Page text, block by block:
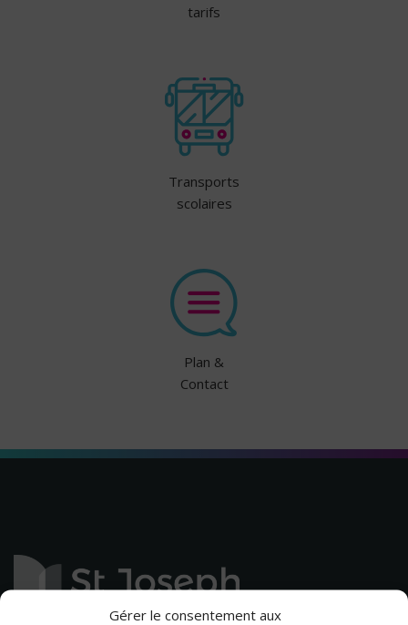
Gérer le consentement aux
tarifs
Transports
scolaires
Plan &
Contact